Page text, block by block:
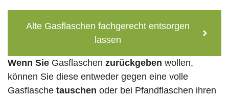
Alte Gasflaschen fachgerecht entsorgen
lassen
Wenn Sie Gasflaschen zurückgeben wollen,
können Sie diese entweder gegen eine volle
Gasflasche tauschen oder bei Pfandflaschen ihren